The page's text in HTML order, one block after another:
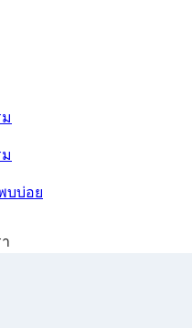
บบ่อย
บ่อย